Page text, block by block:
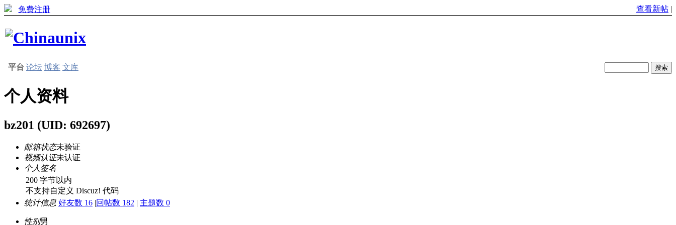
免费注册 查看新帖 |
平台 论坛 博客 文库
个人资料
bz201 (UID: 692697)
邮箱状态未验证
视频认证未认证
个人签名
200 字节以内
不支持自定义 Discuz! 代码
统计信息 好友数 16 |回帖数 182 | 主题数 0
性别男